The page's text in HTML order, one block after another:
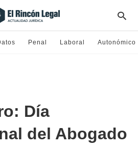
Penal Laboral Autonómico
Día
del Abogado